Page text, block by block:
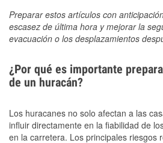
Preparar estos artículos con
escasez de última hora y mejorar la
evacuación o los desplazamientos
¿Por qué es importante
de un huracán?
Los huracanes no solo afectan a las
influir directamente en la fiabilidad de
en la carretera. Los principales riesgos